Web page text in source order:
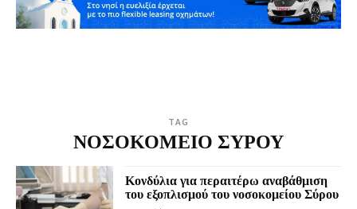
TAG
ΝΟΣΟΚΟΜΕΙΟ ΣΥΡΟΥ
Κονδύλια για περαιτέρω αναβάθμιση
του εξοπλισμού του νοσοκομείου Σύρου